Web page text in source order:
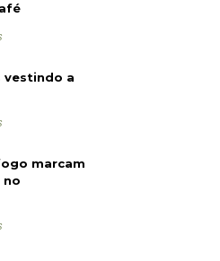
vestindo a
marcam
no